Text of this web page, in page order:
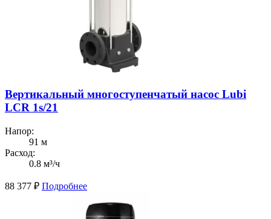
Вертикальный многоступенчатый насос Lubi
LCR 1s/21
Напор:
91 м
Расход:
0.8 м³/ч
88 377 ₽ Подробнее